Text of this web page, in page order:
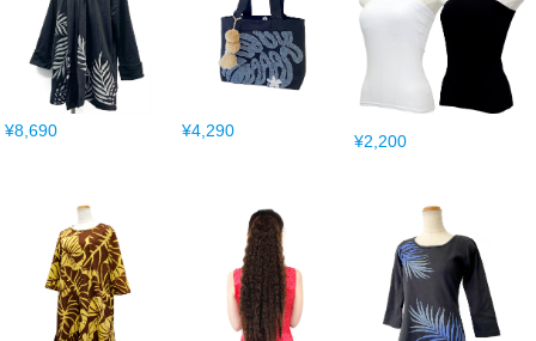
¥8,690 ¥4,290
¥2,200